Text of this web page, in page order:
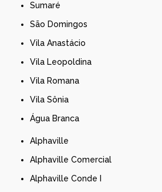
Sumaré
São Domingos
Vila Anastácio
Vila Leopoldina
Vila Romana
Vila Sônia
Água Branca
Alphaville
Alphaville Comercial
Alphaville Conde I